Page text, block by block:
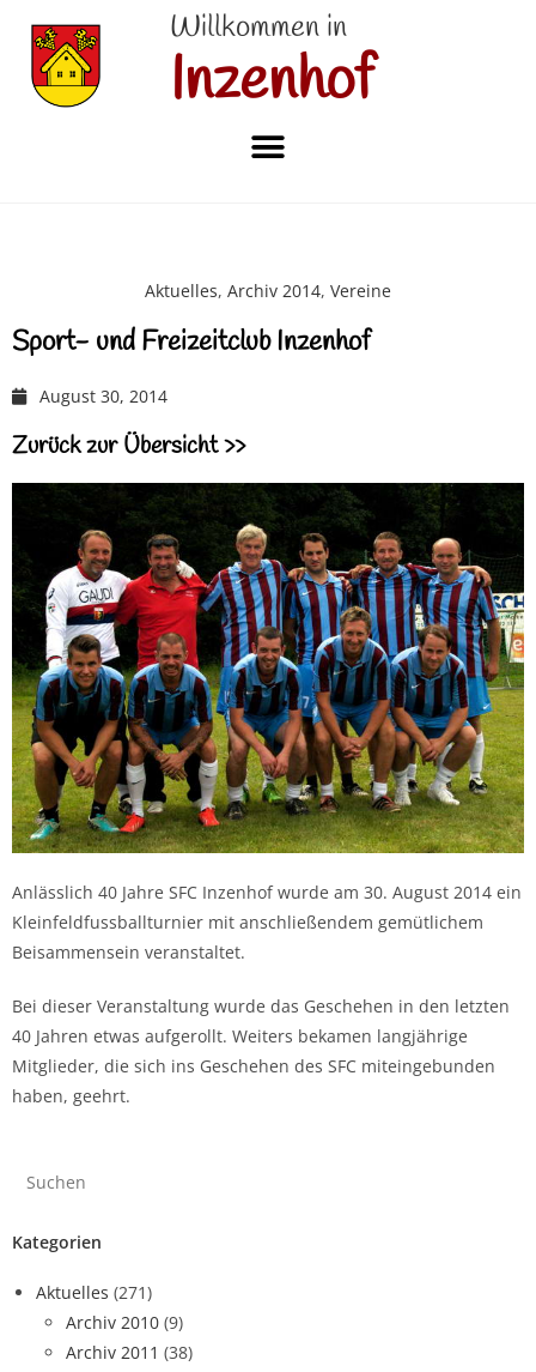
Willkommen in
Inzenhof
Aktuelles, Archiv 2014, Vereine
Sport- und Freizeitclub Inzenhof
August 30, 2014
Zurück zur Übersicht >>
Anlässlich 40 Jahre SFC Inzenhof wurde am 30. August 2014 ein
Kleinfeldfussballturnier mit anschließendem gemütlichem
Beisammensein veranstaltet.
Bei dieser Veranstaltung wurde das Geschehen in den letzten
40 Jahren etwas aufgerollt. Weiters bekamen langjährige
Mitglieder, die sich ins Geschehen des SFC miteingebunden
haben, geehrt.
Kategorien
Aktuelles (271)
Archiv 2010 (9)
Archiv 2011 (38)